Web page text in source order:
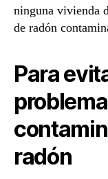
ninguna vivienda
de radón
Para
radón